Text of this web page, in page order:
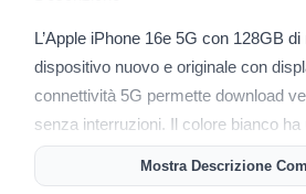
L’Apple iPhone 16e 5G con 128GB
dispositivo nuovo e originale con
connettività 5G permette download
senza interruzioni. Il colore bianco
pulito che si abbina a ogni stile.
Mostra Descrizione